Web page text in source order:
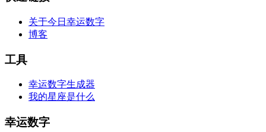
关于今日幸运数字
博客
工具
幸运数字生成器
我的星座是什么
幸运数字